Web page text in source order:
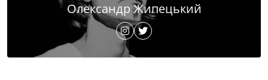
Олександр Жипецький